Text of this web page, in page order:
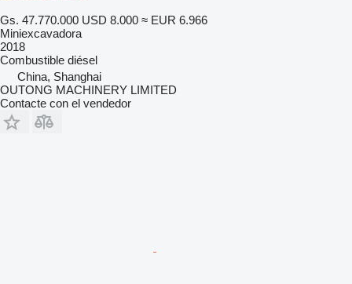
Gs. 47.770.000 USD 8.000 ≈ EUR 6.966
Miniexcavadora
2018
Combustible diésel
China, Shanghai
OUTONG MACHINERY LIMITED
Contacte con el vendedor